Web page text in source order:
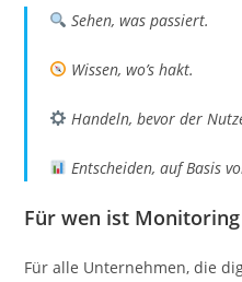
Sehen, was passiert.
Wissen, wo’s hakt.
Handeln, bevor der
Entscheiden, auf Basis
Für wen ist
Für alle Unternehmen, die